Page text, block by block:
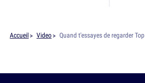
Accueil Video Quand t'essayes de regarder